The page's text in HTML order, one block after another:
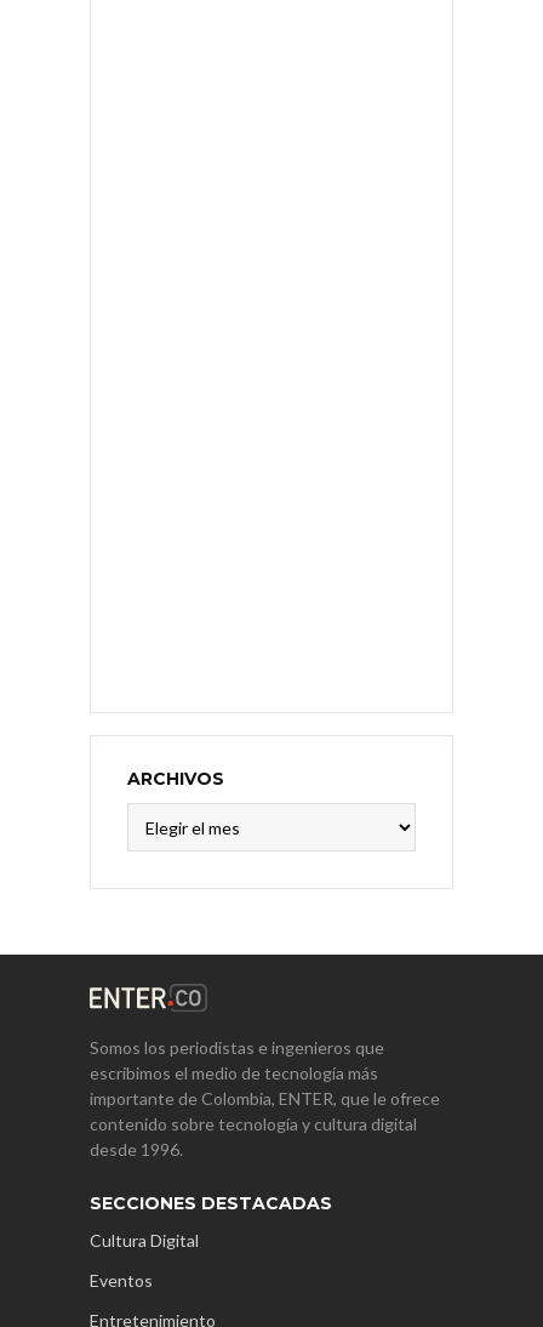
ARCHIVOS
Somos los periodistas e ingenieros que
escribimos el medio de tecnología más
importante de Colombia, ENTER, que le ofrece
contenido sobre tecnología y cultura digital
desde 1996.
SECCIONES DESTACADAS
Cultura Digital
Eventos
Entretenimiento